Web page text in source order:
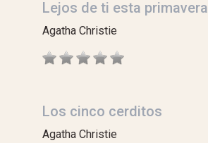
Lejos de ti esta primavera
Agatha Christie
Los cinco cerditos
Agatha Christie